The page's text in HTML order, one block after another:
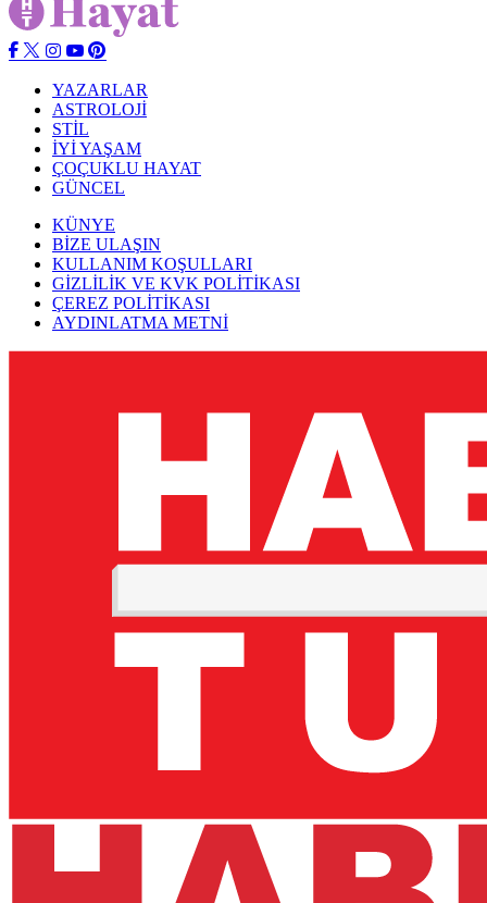
YAZARLAR
ASTROLOJİ
STİL
İYİ YAŞAM
ÇOÇUKLU HAYAT
GÜNCEL
KÜNYE
BİZE ULAŞIN
KULLANIM KOŞULLARI
GİZLİLİK VE KVK POLİTİKASI
ÇEREZ POLİTİKASI
AYDINLATMA METNİ